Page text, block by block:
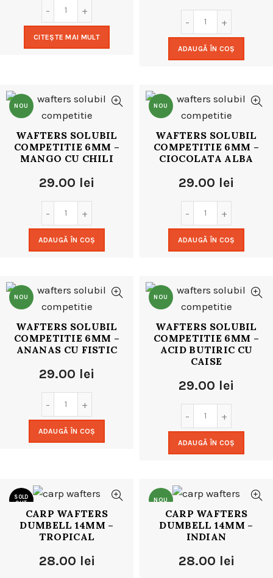
CITEȘTE MAI MULT
ADAUGĂ ÎN COȘ
NOU
WAFTERS SOLUBIL
COMPETITIE 6MM –
MANGO CU CHILI
29.00 lei
ADAUGĂ ÎN COȘ
NOU
WAFTERS SOLUBIL
COMPETITIE 6MM –
CIOCOLATA ALBA
29.00 lei
ADAUGĂ ÎN COȘ
NOU
WAFTERS SOLUBIL
COMPETITIE 6MM –
ANANAS CU FISTIC
29.00 lei
ADAUGĂ ÎN COȘ
NOU
WAFTERS SOLUBIL
COMPETITIE 6MM –
ACID BUTIRIC CU
CAISE
29.00 lei
ADAUGĂ ÎN COȘ
SOLD
OUT
NOU
CARP WAFTERS
DUMBELL 14MM –
TROPICAL
28.00 lei
NOU
CARP WAFTERS
DUMBELL 14MM –
INDIAN
28.00 lei